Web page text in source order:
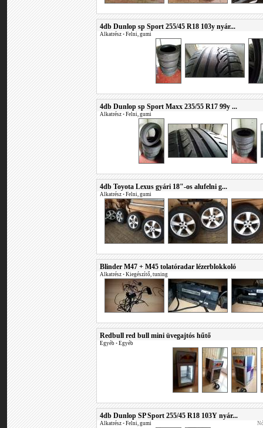
4db Dunlop sp Sport 255/45 R18 103y nyár...
Alkatrész • Felni, gumi
4db Dunlop sp Sport Maxx 235/55 R17 99y ...
Alkatrész • Felni, gumi
4db Toyota Lexus gyári 18"-os alufelni g...
Alkatrész • Felni, gumi
Blinder M47 + M45 tolatóradar lézerblokkoló
Alkatrész • Kiegészítő, tuning
Redbull red bull mini üvegajtós hűtő
Egyéb • Egyéb
4db Dunlop SP Sport 255/45 R18 103Y nyár...
Alkatrész • Felni, gumi